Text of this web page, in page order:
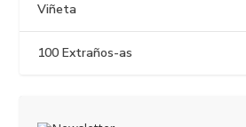
Viñeta
100 Extraños-as